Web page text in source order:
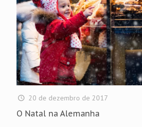
20 de dezembro de 2017
O Natal na Alemanha